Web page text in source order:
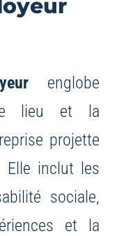
englobe
le lieu et la
projette
Elle inclut les
sociale,
et la